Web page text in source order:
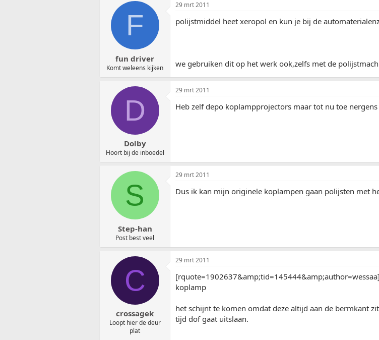
F
fun driver
Komt weleens kijken
29 mrt 2011
polijstmiddel heet xeropol en kun je bij de
we gebruiken dit op het werk ook,zelfs met de
D
Dolby
Hoort bij de inboedel
29 mrt 2011
Heb zelf depo koplampprojectors maar tot nu toe
S
Step-han
Post best veel
29 mrt 2011
Dus ik kan mijn originele koplampen gaan polijsten met
C
crossagek
Loopt hier de deur
plat
29 mrt 2011
koplamp
het schijnt te komen omdat deze altijd aan de bermkant
tijd dof gaat uitslaan.